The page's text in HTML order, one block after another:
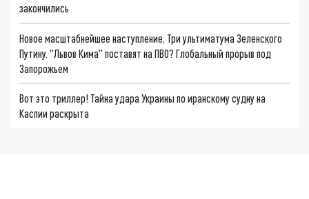
закончились
Новое масштабнейшее наступление. Три ультиматума Зеленского
Путину. "Львов Кима" поставят на ПВО? Глобальный прорыв под
Запорожьем
Вот это триллер! Тайна удара Украины по иранскому судну на
Каспии раскрыта